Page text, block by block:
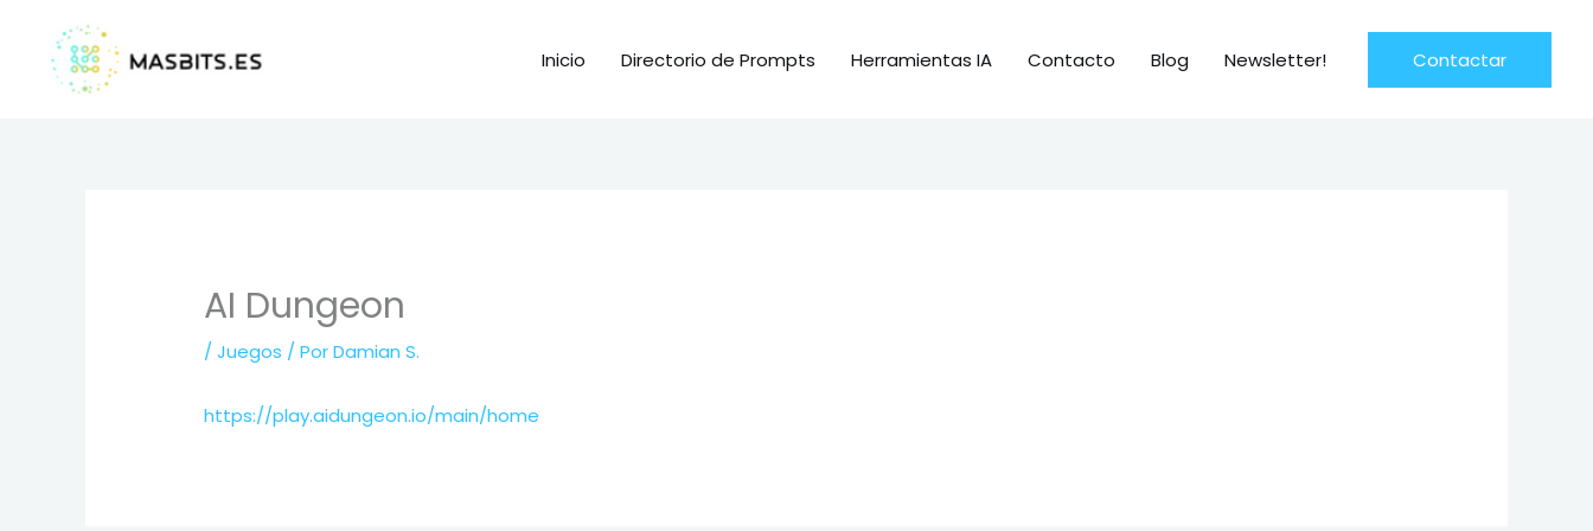
contenido
Inicio Directorio de Prompts Herramientas IA Contacto Blog Newsletter! Contactar
AI Dungeon
/Juegos / PorDamian S.
https://play.aidungeon.io/main/home